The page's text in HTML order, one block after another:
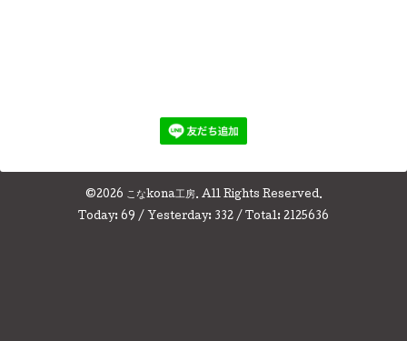
©2026 こなkona工房. All Rights Reserved.
Today: 69 / Yesterday: 332 / Total: 2125636